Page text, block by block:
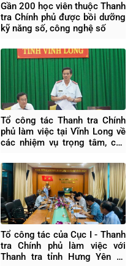
Gần 200 học viên thuộc Thanh
tra Chính phủ được bồi dưỡng
kỹ năng số, công nghệ số
Tổ công tác Thanh tra Chính
phủ làm việc tại Vĩnh Long về
các nhiệm vụ trọng tâm, cấp
Tổ công tác của Cục I - Thanh
tra Chính phủ làm việc với
Thanh tra tỉnh Hưng Yên về